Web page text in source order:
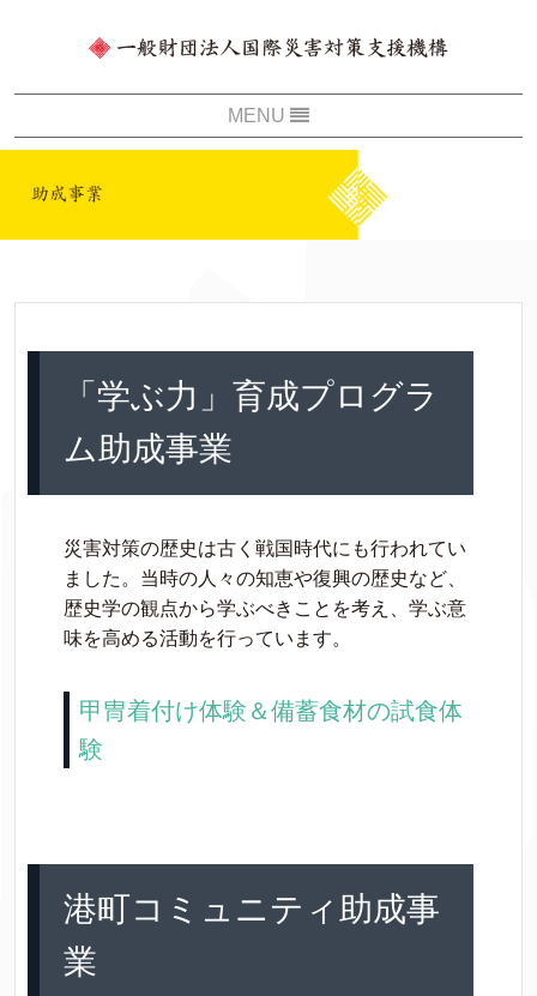
「学ぶ力」育成プログラ
ム助成事業
災害対策の歴史は古く戦国時代にも行われてい
ました。当時の人々の知恵や復興の歴史など、
歴史学の観点から学ぶべきことを考え、学ぶ意
味を高める活動を行っています。
甲冑着付け体験＆備蓄食材の試食体
験
港町コミュニティ助成事
業